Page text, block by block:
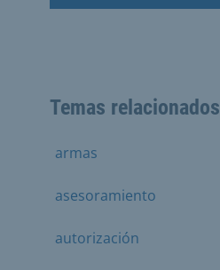
Temas relacionados
armas
asesoramiento
autorización